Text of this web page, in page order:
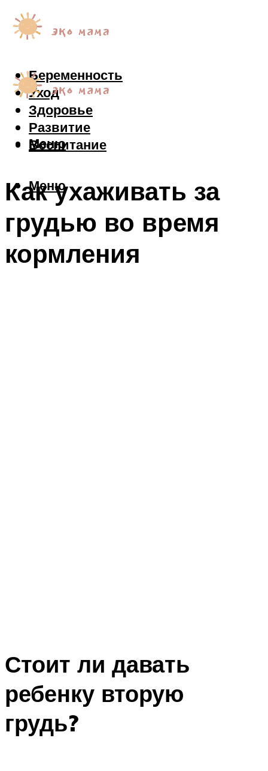
Беременность
Уход
Здоровье
Развитие
Воспитание
Меню
Меню
Как ухаживать за
грудью во время
кормления
Стоит ли давать
ребенку вторую
грудь?